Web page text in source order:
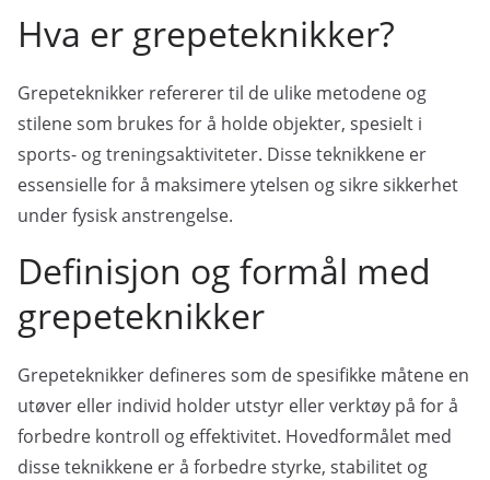
Hva er grepeteknikker?
Grepeteknikker refererer til de ulike metodene og
stilene som brukes for å holde objekter, spesielt i
sports- og treningsaktiviteter. Disse teknikkene er
essensielle for å maksimere ytelsen og sikre sikkerhet
under fysisk anstrengelse.
Definisjon og formål med
grepeteknikker
Grepeteknikker defineres som de spesifikke måtene en
utøver eller individ holder utstyr eller verktøy på for å
forbedre kontroll og effektivitet. Hovedformålet med
disse teknikkene er å forbedre styrke, stabilitet og